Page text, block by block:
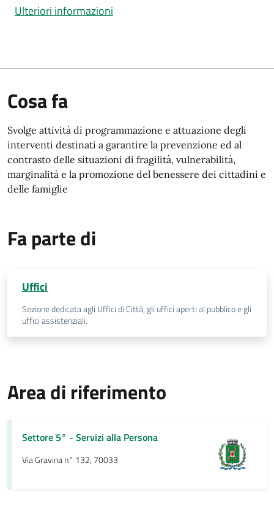
Ulteriori informazioni
Cosa fa
Svolge attività di programmazione e attuazione degli
interventi destinati a garantire la prevenzione ed al
contrasto delle situazioni di fragilità, vulnerabilità,
marginalità e la promozione del benessere dei cittadini e
delle famiglie
Fa parte di
Uffici
Sezione dedicata agli Uffici di Città, gli uffici aperti al pubblico e gli
uffici assistenziali.
Area di riferimento
Settore 5° - Servizi alla Persona
Via Gravina n° 132, 70033